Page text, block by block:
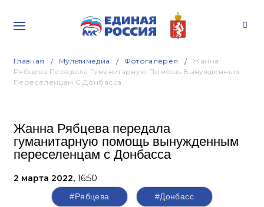
Главная Мультимедиа Фотогалерея
Жанна
Рябцева Передала Гуманитарную Помощь Вынужденным
Переселенцам С Донбасса
Жанна Рябцева передала
гуманитарную помощь вынужденным
переселенцам с Донбасса
2 марта 2022, 16:50
#Рябцева #Донбасс